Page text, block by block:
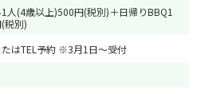
人(4歳以上)500円(税別)＋日帰りBBQ1
税別)
はTEL予約 ※3月1日～受付